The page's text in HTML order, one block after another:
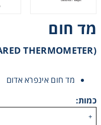
מד חום
(INFRARED THERMOMETER)
מד חום אינפרא אדום
כמות:
+
רשתות ואביזרי